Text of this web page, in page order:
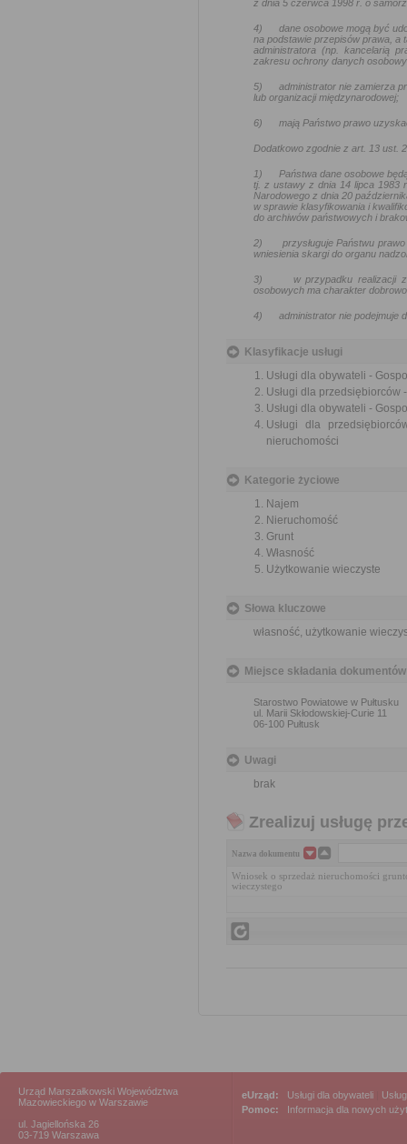
z dnia 5 czerwca 1998 r. o
4) dane osobowe mogą być
na podstawie przepisów prawa, a
administratora (np. kancelarią
zakresu ochrony danych
5) administrator nie zamierza
lub organizacji międzynarodowej;
6) mają Państwo prawo
Dodatkowo zgodnie z art. 13 ust.
1) Państwa dane osobowe
tj. z ustawy z dnia 14 lipca 1983
Narodowego z dnia 20
w sprawie klasyfikowania i
do archiwów państwowych i
2) przysługuje Państwu
wniesienia skargi do organu
3) w przypadku realizacji
osobowych ma charakter
4) administrator nie podejmuje
Klasyfikacje usługi
Usługi dla obywateli -
Usługi dla
Usługi dla obywateli -
Usługi dla
nieruchomości
Kategorie życiowe
Najem
Nieruchomość
Grunt
Własność
Użytkowanie wieczyste
Słowa kluczowe
własność, użytkowanie
Miejsce składania dokumentów
Starostwo Powiatowe w Pułtusku
ul. Marii Skłodowskiej-Curie 11
06-100 Pułtusk
Uwagi
brak
Zrealizuj usługę
Nazwa dokumentu
Wniosek o sprzedaż nieruchomości
wieczystego
Urząd Marszałkowski Województwa
Mazowieckiego w Warszawie
ul. Jagiellońska 26
03-719 Warszawa
eUrząd: Usługi dla obywateli
Pomoc:
Informacja dla nowych